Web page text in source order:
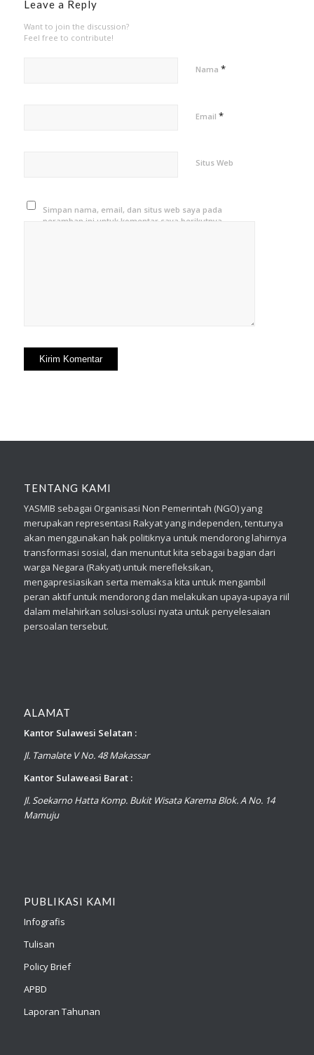
Leave a Reply
Want to join the discussion?
Feel free to contribute!
Nama *
Email *
Situs Web
Simpan nama, email, dan situs web saya pada
peramban ini untuk komentar saya berikutnya.
TENTANG KAMI
YASMIB sebagai Organisasi Non Pemerintah (NGO) yang
merupakan representasi Rakyat yang independen, tentunya
akan menggunakan hak politiknya untuk mendorong lahirnya
transformasi sosial, dan menuntut kita sebagai bagian dari
warga Negara (Rakyat) untuk merefleksikan,
mengapresiasikan serta memaksa kita untuk mengambil
peran aktif untuk mendorong dan melakukan upaya-upaya riil
dalam melahirkan solusi-solusi nyata untuk penyelesaian
persoalan tersebut.
ALAMAT
Kantor Sulawesi Selatan :
Jl. Tamalate V No. 48 Makassar
Kantor Sulaweasi Barat :
Jl. Soekarno Hatta Komp. Bukit Wisata Karema Blok. A No. 14
Mamuju
PUBLIKASI KAMI
Infografis
Tulisan
Policy Brief
APBD
Laporan Tahunan